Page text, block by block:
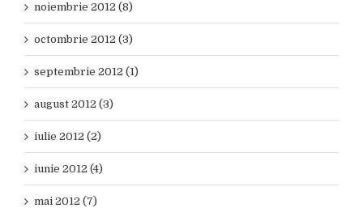
noiembrie 2012 (8)
octombrie 2012 (3)
septembrie 2012 (1)
august 2012 (3)
iulie 2012 (2)
iunie 2012 (4)
mai 2012 (7)